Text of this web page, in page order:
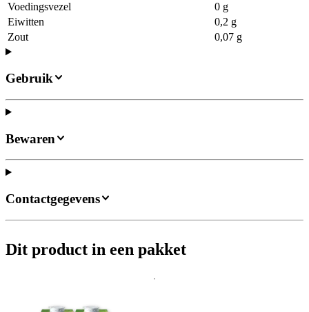
Voedingsvezel
0 g
Eiwitten
0,2 g
Zout
0,07 g
Gebruik
Bewaren
Contactgegevens
Dit product in een pakket